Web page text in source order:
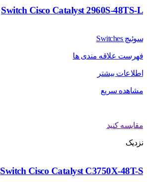
Switch Cisco Catalyst 2960S-48TS-L
سوئیچ Switches
فهرست علاقه مندی ها
اطلاعات بیشتر
مشاهده سریع
مقایسه کنید
نزدیک
Switch Cisco Catalyst C3750X-48T-S